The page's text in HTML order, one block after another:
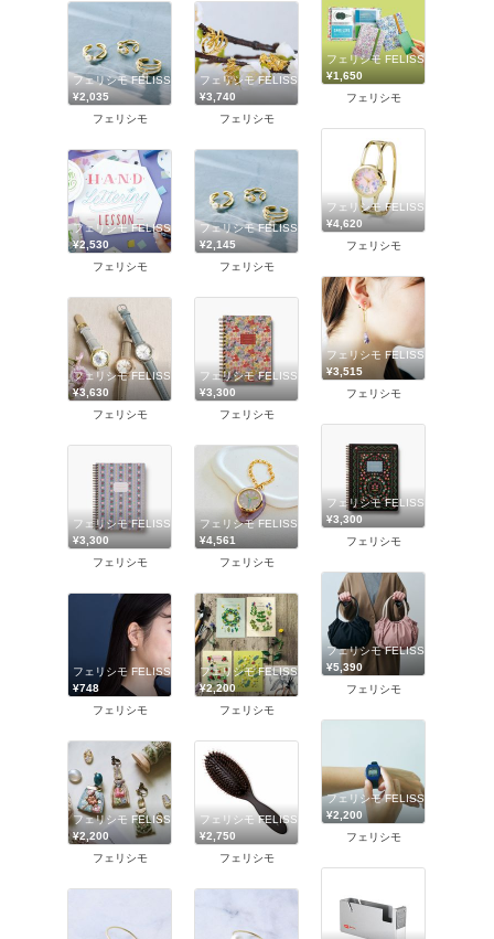
フェリシモ FELISSIMO
¥1,650
フェリシモ
フェリシモ FELISSIMO
¥2,035
フェリシモ
フェリシモ FELISSIMO
¥3,740
フェリシモ
フェリシモ FELISSIMO
¥4,620
フェリシモ
フェリシモ FELISSIMO
¥2,530
フェリシモ
フェリシモ FELISSIMO
¥2,145
フェリシモ
フェリシモ FELISSIMO
¥3,515
フェリシモ
フェリシモ FELISSIMO
¥3,630
フェリシモ
フェリシモ FELISSIMO
¥3,300
フェリシモ
フェリシモ FELISSIMO
¥3,300
フェリシモ
フェリシモ FELISSIMO
¥3,300
フェリシモ
フェリシモ FELISSIMO
¥4,561
フェリシモ
フェリシモ FELISSIMO
¥5,390
フェリシモ
フェリシモ FELISSIMO
¥748
フェリシモ
フェリシモ FELISSIMO
¥2,200
フェリシモ
フェリシモ FELISSIMO
¥2,200
フェリシモ
フェリシモ FELISSIMO
¥2,200
フェリシモ
フェリシモ FELISSIMO
¥2,750
フェリシモ